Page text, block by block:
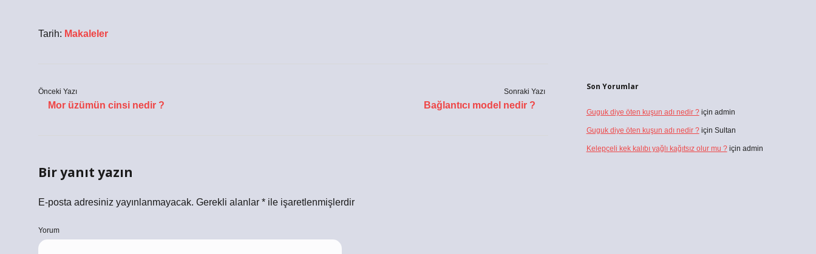
Tarih: Makaleler
Önceki Yazı
Mor üzümün cinsi nedir ?
Sonraki Yazı
Bağlantıcı model nedir ?
Bir yanıt yazın
E-posta adresiniz yayınlanmayacak. Gerekli alanlar * ile işaretlenmişlerdir
Yorum
Son Yorumlar
Guguk diye öten kuşun adı nedir ?için admin
Guguk diye öten kuşun adı nedir ?için Sultan
Kelepçeli kek kalıbı yağlı kağıtsız olur mu ?için admin